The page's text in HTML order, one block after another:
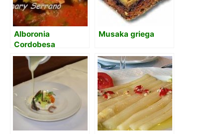
Alboronia
Cordobesa
Musaka griega